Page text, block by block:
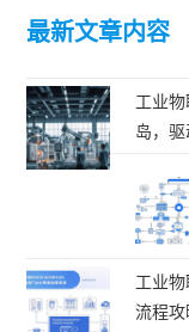
最新文章内容
工业
岛，
工业
流程